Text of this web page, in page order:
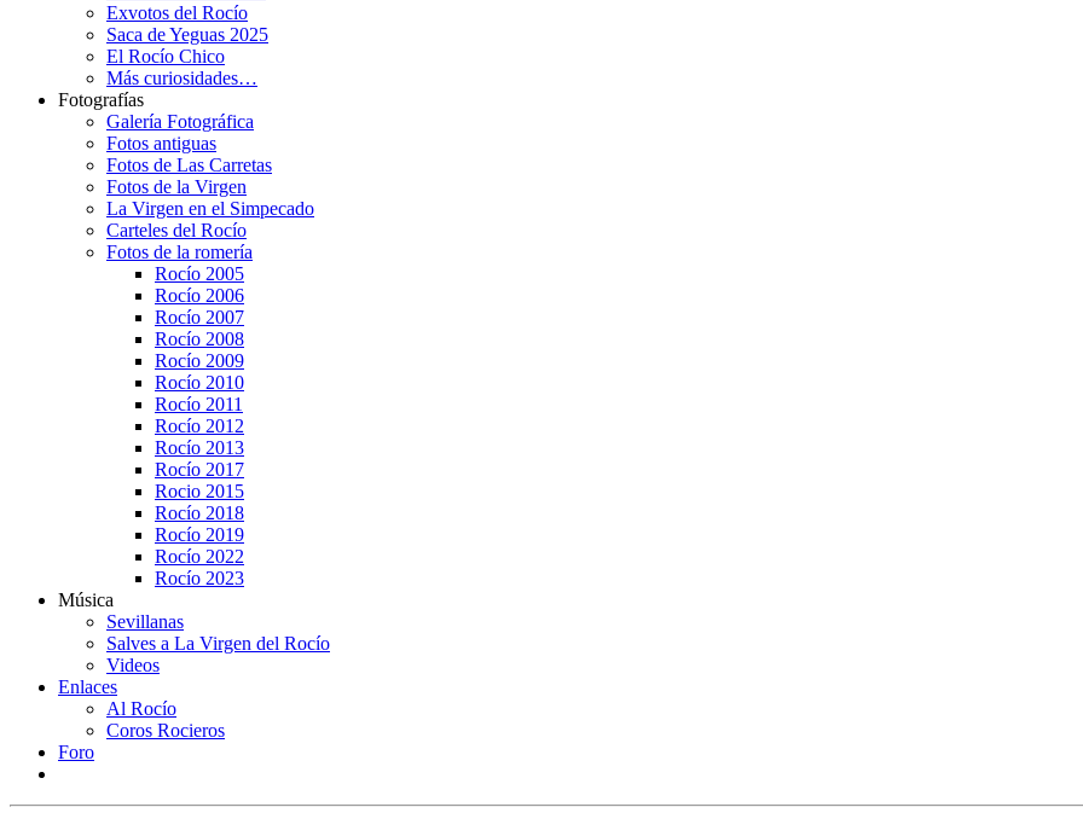
Exvotos del Rocío
Saca de Yeguas 2025
El Rocío Chico
Más curiosidades…
Fotografías
Galería Fotográfica
Fotos antiguas
Fotos de Las Carretas
Fotos de la Virgen
La Virgen en el Simpecado
Carteles del Rocío
Fotos de la romería
Rocío 2005
Rocío 2006
Rocío 2007
Rocío 2008
Rocío 2009
Rocío 2010
Rocío 2011
Rocío 2012
Rocío 2013
Rocío 2017
Rocio 2015
Rocío 2018
Rocío 2019
Rocío 2022
Rocío 2023
Música
Sevillanas
Salves a La Virgen del Rocío
Videos
Enlaces
Al Rocío
Coros Rocieros
Foro